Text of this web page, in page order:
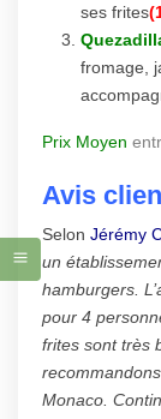
ses frites
fromage,
Prix Moyen
Avis
Selon Jérémy
un
hamburgers.
pour 4
frites sont très
Monaco.